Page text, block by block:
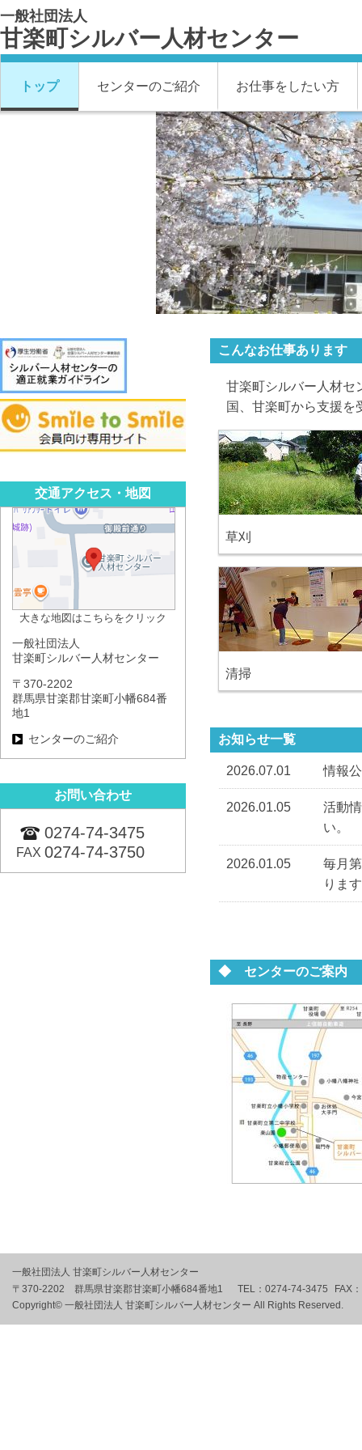
一般社団法人
甘楽町シルバー人材センター
トップ センターのご紹介 お仕事をしたい方
こんなお仕事あります
甘楽町シルバー人材セ
国、甘楽町から支援を
草刈
清掃
お知らせ一覧
2026.07.01 情報
2026.01.05
活動
い。
2026.01.05
毎月
りま
◆ センターのご案内
交通アクセス・地図
大きな地図はこちらをクリック
一般社団法人
甘楽町シルバー人材センター
〒370-2202
群馬県甘楽郡甘楽町小幡684番
地1
センターのご紹介
お問い合わせ
0274-74-3475
FAX 0274-74-3750
一般社団法人 甘楽町シルバー人材センター
〒370-2202 群馬県甘楽郡甘楽町小幡684番地1
TEL： 0274-74-3475
FAX：
Copyright© 一般社団法人 甘楽町シルバー人材センター All Rights Reserved.